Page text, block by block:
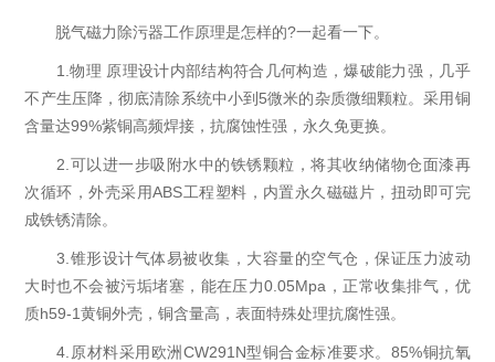
脱气磁力除污器工作原理是怎样的?一起看一下。
1.物理 原理设计内部结构符合几何构造，爆破能力强，几乎
不产生压降，彻底清除系统中小到5微米的杂质微细颗粒。采用铜
含量达99%紫铜高频焊接，抗腐蚀性强，永久免更换。
2.可以进一步吸附水中的铁锈颗粒，将其收纳储物仓面漆再
次循环，外壳采用ABS工程塑料，内置永久磁磁片，扭动即可完
成铁锈清除。
3.锥形设计气体易被收集，大容量的空气仓，保证压力波动
大时也不会被污垢堵塞，能在压力0.05Mpa，正常收集排气，优
质h59-1黄铜外壳，铜含量高，表面特殊处理抗腐性强。
4.原材料采用欧洲CW291N型铜合金标准要求。85%铜抗氧